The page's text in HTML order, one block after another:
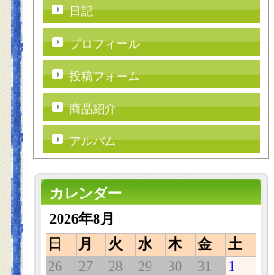
日記
プロフィール
投稿フォーム
商品紹介
アルバム
カレンダー
2026年8月
日
月 火 水 木 金
土
26
27 28 29 30 31
1